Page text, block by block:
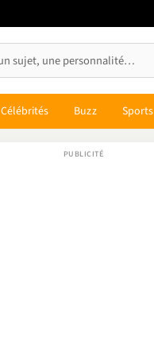
Célébrités Buzz Sports